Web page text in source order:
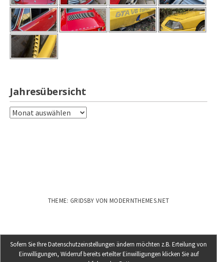
Jahresübersicht
Jahresübersicht
THEME: GRIDSBY VON MODERNTHEMES.NET
Sofern Sie Ihre Datenschutzeinstellungen ändern möchten z.B. Erteilung von
Einwilligungen, Widerruf bereits erteilter Einwilligungen klicken Sie auf